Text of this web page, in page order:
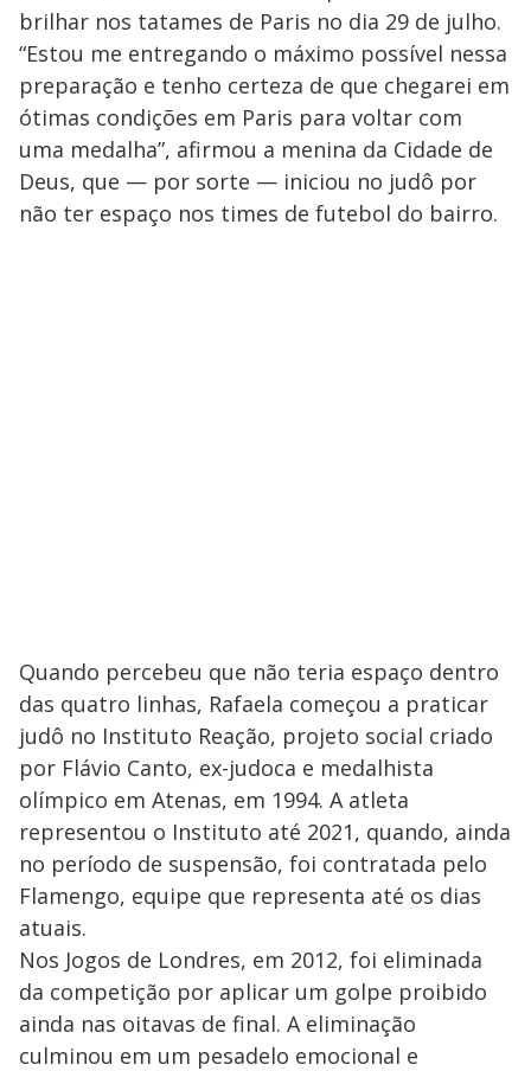
brilhar nos tatames de Paris no dia 29 de julho.
“Estou me entregando o máximo possível nessa
preparação e tenho certeza de que chegarei em
ótimas condições em Paris para voltar com
uma medalha”, afirmou a menina da Cidade de
Deus, que — por sorte — iniciou no judô por
não ter espaço nos times de futebol do bairro.
Quando percebeu que não teria espaço dentro
das quatro linhas, Rafaela começou a praticar
judô no Instituto Reação, projeto social criado
por Flávio Canto, ex-judoca e medalhista
olímpico em Atenas, em 1994. A atleta
representou o Instituto até 2021, quando, ainda
no período de suspensão, foi contratada pelo
Flamengo, equipe que representa até os dias
atuais.
Nos Jogos de Londres, em 2012, foi eliminada
da competição por aplicar um golpe proibido
ainda nas oitavas de final. A eliminação
culminou em um pesadelo emocional e